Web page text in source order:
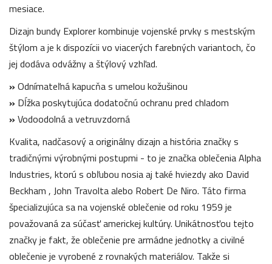
mesiace.
Dizajn bundy Explorer kombinuje vojenské prvky s mestským
štýlom a je k dispozícii vo viacerých farebných variantoch, čo
jej dodáva odvážny a štýlový vzhľad.
» Odnímateľná kapucňa s umelou kožušinou
» Dĺžka poskytujúca dodatočnú ochranu pred chladom
» Vodoodolná a vetruvzdorná
Kvalita, nadčasový a originálny dizajn a história značky s
tradičnými výrobnými postupmi - to je značka oblečenia Alpha
Industries, ktorú s obľubou nosia aj také hviezdy ako David
Beckham , John Travolta alebo Robert De Niro. Táto firma
špecializujúca sa na vojenské oblečenie od roku 1959 je
považovaná za súčasť americkej kultúry. Unikátnosťou tejto
značky je fakt, že oblečenie pre armádne jednotky a civilné
oblečenie je vyrobené z rovnakých materiálov. Takže si